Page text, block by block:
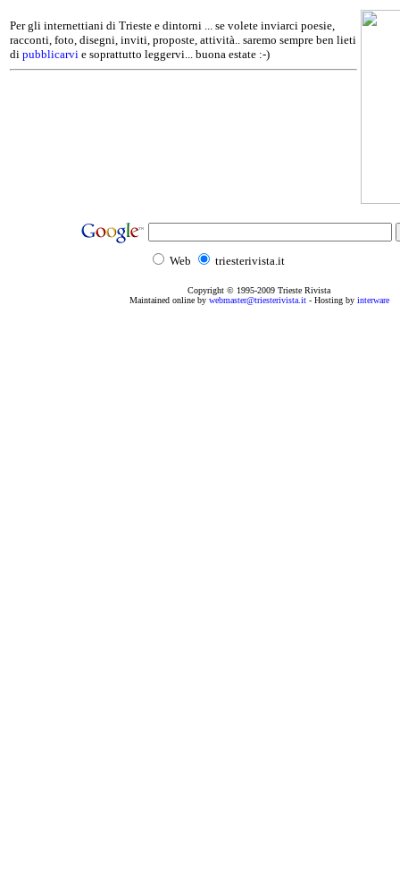
Per gli internettiani di Trieste e dintorni ... se volete inviarci poesie,
racconti, foto, disegni, inviti, proposte, attività.. saremo sempre ben lieti
di pubblicarvi e soprattutto leggervi... buona estate :-)
Web triesterivista.it
Copyright © 1995-2009 Trieste Rivista
Maintained online by webmaster@triesterivista.it- Hosting by interware